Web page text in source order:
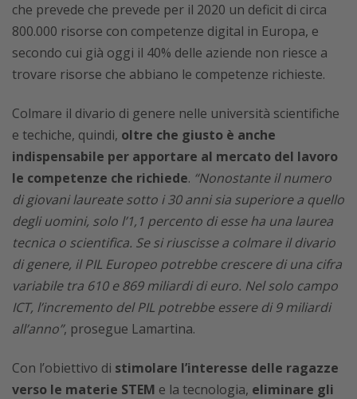
che prevede che prevede per il 2020 un deficit di circa
800.000 risorse con competenze digital in Europa, e
secondo cui già oggi il 40% delle aziende non riesce a
trovare risorse che abbiano le competenze richieste.
Colmare il divario di genere nelle università scientifiche
e techiche, quindi, oltre che giusto è anche
indispensabile per apportare al mercato del lavoro
le competenze che richiede. “Nonostante il numero
di giovani laureate sotto i 30 anni sia superiore a quello
degli uomini, solo l’1,1 percento di esse ha una laurea
tecnica o scientifica. Se si riuscisse a colmare il divario
di genere, il PIL Europeo potrebbe crescere di una cifra
variabile tra 610 e 869 miliardi di euro. Nel solo campo
ICT, l’incremento del PIL potrebbe essere di 9 miliardi
all’anno”, prosegue Lamartina.
Con l’obiettivo di stimolare l’interesse delle ragazze
verso le materie STEM e la tecnologia, eliminare gli